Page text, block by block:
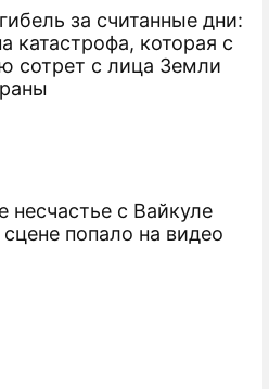
за считанные дни:
катастрофа, которая с
сотрет с лица Земли
несчастье с Вайкуле
попало на видео
в чем
программы